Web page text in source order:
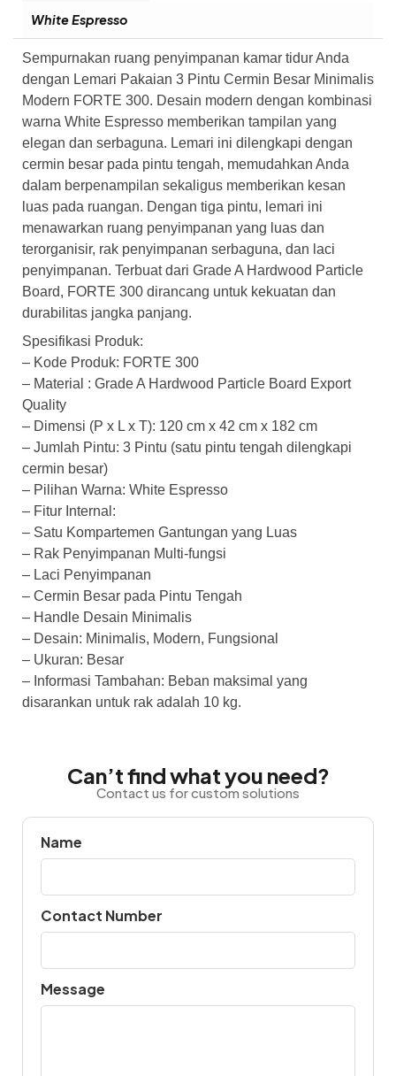
White Espresso
Sempurnakan ruang penyimpanan kamar tidur Anda
dengan Lemari Pakaian 3 Pintu Cermin Besar Minimalis
Modern FORTE 300. Desain modern dengan kombinasi
warna White Espresso memberikan tampilan yang
elegan dan serbaguna. Lemari ini dilengkapi dengan
cermin besar pada pintu tengah, memudahkan Anda
dalam berpenampilan sekaligus memberikan kesan
luas pada ruangan. Dengan tiga pintu, lemari ini
menawarkan ruang penyimpanan yang luas dan
terorganisir, rak penyimpanan serbaguna, dan laci
penyimpanan. Terbuat dari Grade A Hardwood Particle
Board, FORTE 300 dirancang untuk kekuatan dan
durabilitas jangka panjang.
Spesifikasi Produk:
– Kode Produk: FORTE 300
– Material : Grade A Hardwood Particle Board Export
Quality
– Dimensi (P x L x T): 120 cm x 42 cm x 182 cm
– Jumlah Pintu: 3 Pintu (satu pintu tengah dilengkapi
cermin besar)
– Pilihan Warna: White Espresso
– Fitur Internal:
– Satu Kompartemen Gantungan yang Luas
– Rak Penyimpanan Multi-fungsi
– Laci Penyimpanan
– Cermin Besar pada Pintu Tengah
– Handle Desain Minimalis
– Desain: Minimalis, Modern, Fungsional
– Ukuran: Besar
– Informasi Tambahan: Beban maksimal yang
disarankan untuk rak adalah 10 kg.
Can’t find what you need?
Contact us for custom solutions
Name
Contact Number
Message